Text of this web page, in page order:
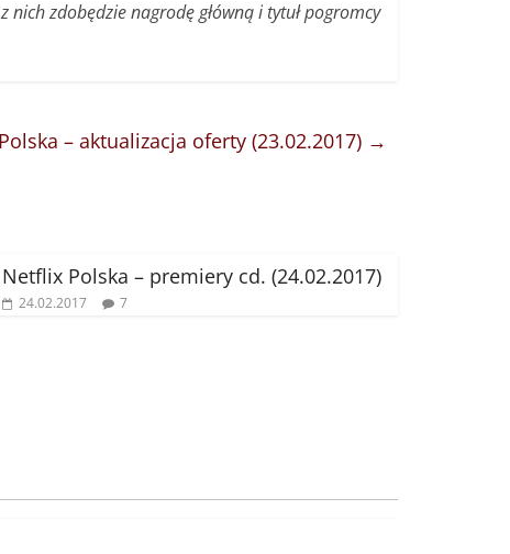
zdobędzie nagrodę główną i tytuł pogromcy
– aktualizacja oferty (23.02.2017) →
Netflix Polska – premiery cd. (24.02.2017)
24.02.2017 7